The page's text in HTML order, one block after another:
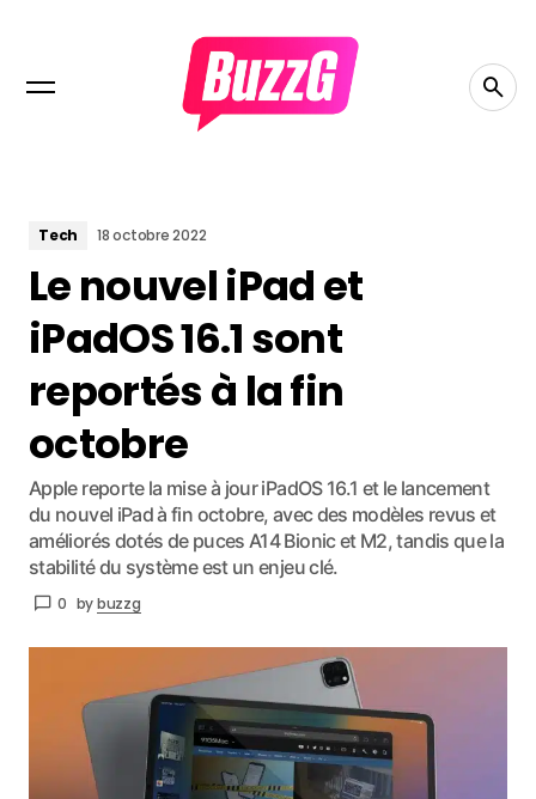
Tech 18 octobre 2022
Le nouvel iPad et
iPadOS 16.1 sont
reportés à la fin
octobre
Apple reporte la mise à jour iPadOS 16.1 et le lancement
du nouvel iPad à fin octobre, avec des modèles revus et
améliorés dotés de puces A14 Bionic et M2, tandis que la
stabilité du système est un enjeu clé.
0 bybuzzg